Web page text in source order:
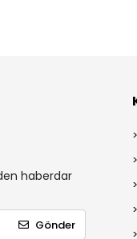
haberdar
Gönder